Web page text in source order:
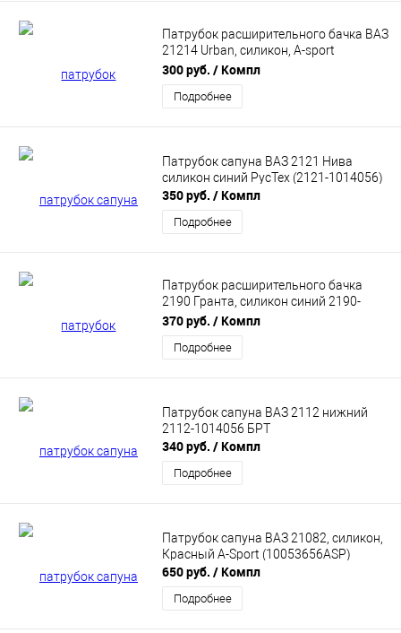
Патрубок расширительного бачка ВАЗ
21214 Urban, силикон, A-sport
Красный
300 руб. / Компл
Подробнее
Патрубок сапуна ВАЗ 2121 Нива
силикон синий РусТех (2121-1014056)
350 руб. / Компл
Подробнее
Патрубок расширительного бачка
2190 Гранта, силикон синий 2190-
1303080 РусТех
370 руб. / Компл
Подробнее
Патрубок сапуна ВАЗ 2112 нижний
2112-1014056 БРТ
340 руб. / Компл
Подробнее
Патрубок сапуна ВАЗ 21082, силикон,
Красный A-Sport (10053656ASP)
650 руб. / Компл
Подробнее